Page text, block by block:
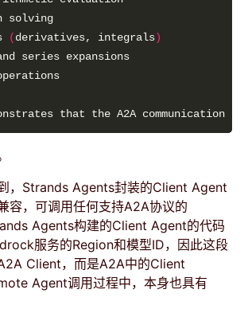
(derivatives, integrals)
，Strands Agents封装的Client Agent
容，可调用任何支持A2A协议的
Agents构建的Client Agent的代码
服务的Region和模型ID，因此这段
Client，而是A2A中的Client
Agent调用过程中，本身也具有